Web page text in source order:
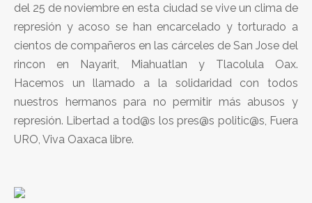
del 25 de noviembre en esta ciudad se vive un clima de
represión y acoso se han encarcelado y torturado a
cientos de compañeros en las cárceles de San Jose del
rincon en Nayarit, Miahuatlan y Tlacolula Oax.
Hacemos un llamado a la solidaridad con todos
nuestros hermanos para no permitir más abusos y
represión. Libertad a tod@s los pres@s politic@s, Fuera
URO, Viva Oaxaca libre.